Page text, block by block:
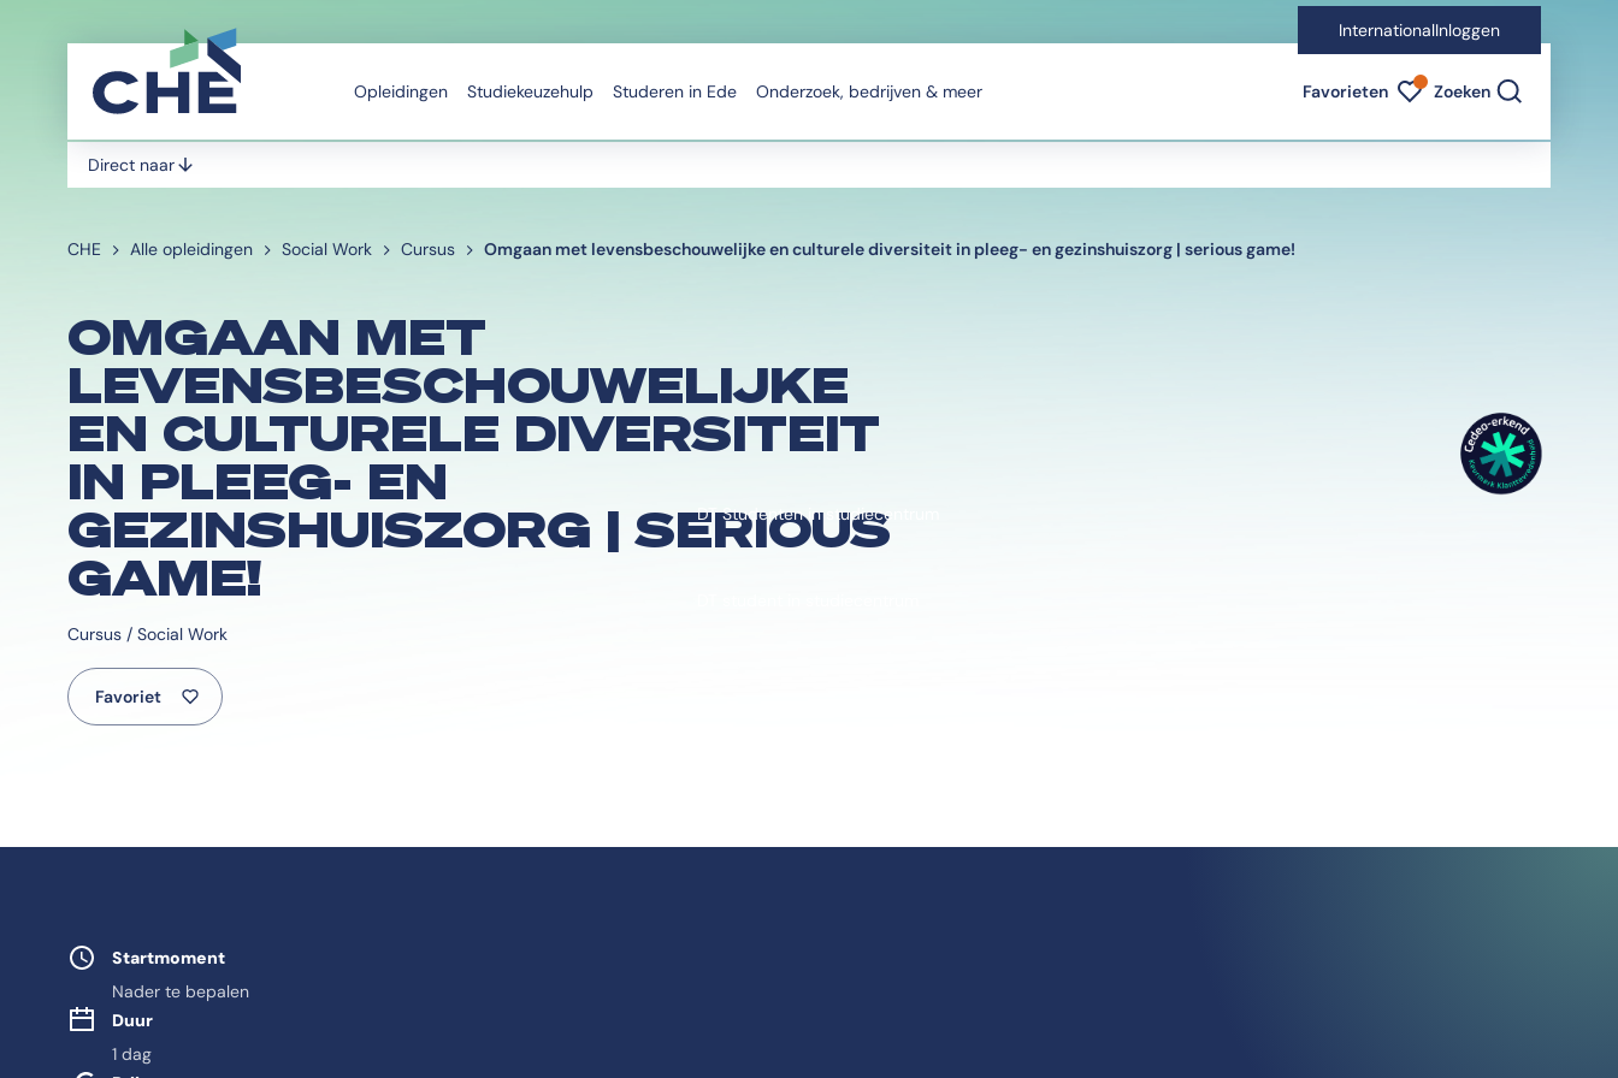
InternationalInloggen
Opleidingen Studiekeuzehulp Studeren in Ede Onderzoek, bedrijven & meer Favorieten Favorieten indicator
Zoeken
Direct naar
CHE Alle opleidingen Social Work Cursus Omgaan met levensbeschouwelijke en culturele diversiteit in pleeg- en gezinshuiszorg | serious game!
OMGAAN MET
LEVENSBESCHOUWELIJKE
EN CULTURELE DIVERSITEIT
IN PLEEG- EN
GEZINSHUISZORG | SERIOUS
GAME!
Cursus / Social Work
Favoriet
Startmoment
Nader te bepalen
Duur
1 dag
DT Studenten in studiecentrum